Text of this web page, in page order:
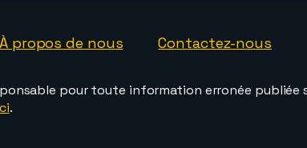
À propos de nous Contactez-nous
pour toute information erronée publiée
.